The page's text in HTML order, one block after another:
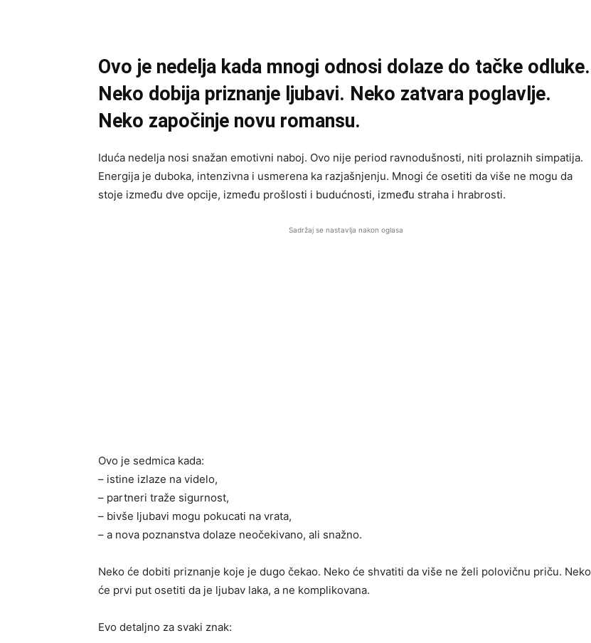
Ovo je nedelja kada mnogi odnosi dolaze do tačke odluke.
Neko dobija priznanje ljubavi. Neko zatvara poglavlje.
Neko započinje novu romansu.
Iduća nedelja nosi snažan emotivni naboj. Ovo nije period ravnodušnosti, niti prolaznih simpatija.
Energija je duboka, intenzivna i usmerena ka razjašnjenju. Mnogi će osetiti da više ne mogu da
stoje između dve opcije, između prošlosti i budućnosti, između straha i hrabrosti.
Sadržaj se nastavlja nakon oglasa
Ovo je sedmica kada:
– istine izlaze na videlo,
– partneri traže sigurnost,
– bivše ljubavi mogu pokucati na vrata,
– a nova poznanstva dolaze neočekivano, ali snažno.
Neko će dobiti priznanje koje je dugo čekao. Neko će shvatiti da više ne želi polovičnu priču. Neko
će prvi put osetiti da je ljubav laka, a ne komplikovana.
Evo detaljno za svaki znak: